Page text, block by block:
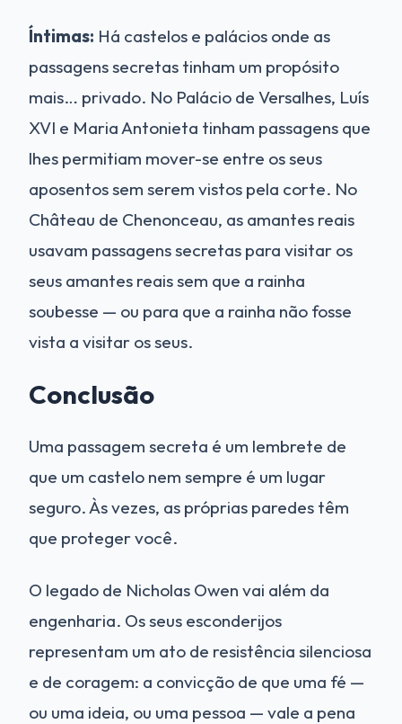
Íntimas: Há castelos e palácios onde as
passagens secretas tinham um propósito
mais… privado. No Palácio de Versalhes, Luís
XVI e Maria Antonieta tinham passagens que
lhes permitiam mover-se entre os seus
aposentos sem serem vistos pela corte. No
Château de Chenonceau, as amantes reais
usavam passagens secretas para visitar os
seus amantes reais sem que a rainha
soubesse — ou para que a rainha não fosse
vista a visitar os seus.
Conclusão
Uma passagem secreta é um lembrete de
que um castelo nem sempre é um lugar
seguro. Às vezes, as próprias paredes têm
que proteger você.
O legado de Nicholas Owen vai além da
engenharia. Os seus esconderijos
representam um ato de resistência silenciosa
e de coragem: a convicção de que uma fé —
ou uma ideia, ou uma pessoa — vale a pena